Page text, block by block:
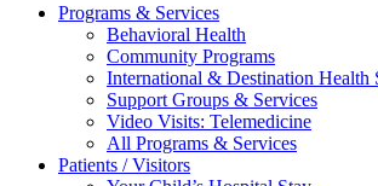
Programs & Services
Behavioral Health
Community Programs
International & Destination Health
Support Groups & Services
Video Visits: Telemedicine
All Programs & Services
Patients / Visitors